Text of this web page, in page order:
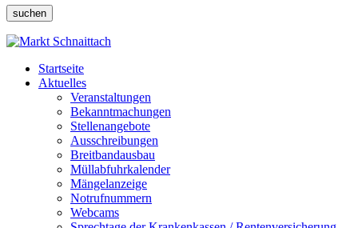
suchen
Startseite
Aktuelles
Veranstaltungen
Bekanntmachungen
Stellenangebote
Ausschreibungen
Breitbandausbau
Müllabfuhrkalender
Mängelanzeige
Notrufnummern
Webcams